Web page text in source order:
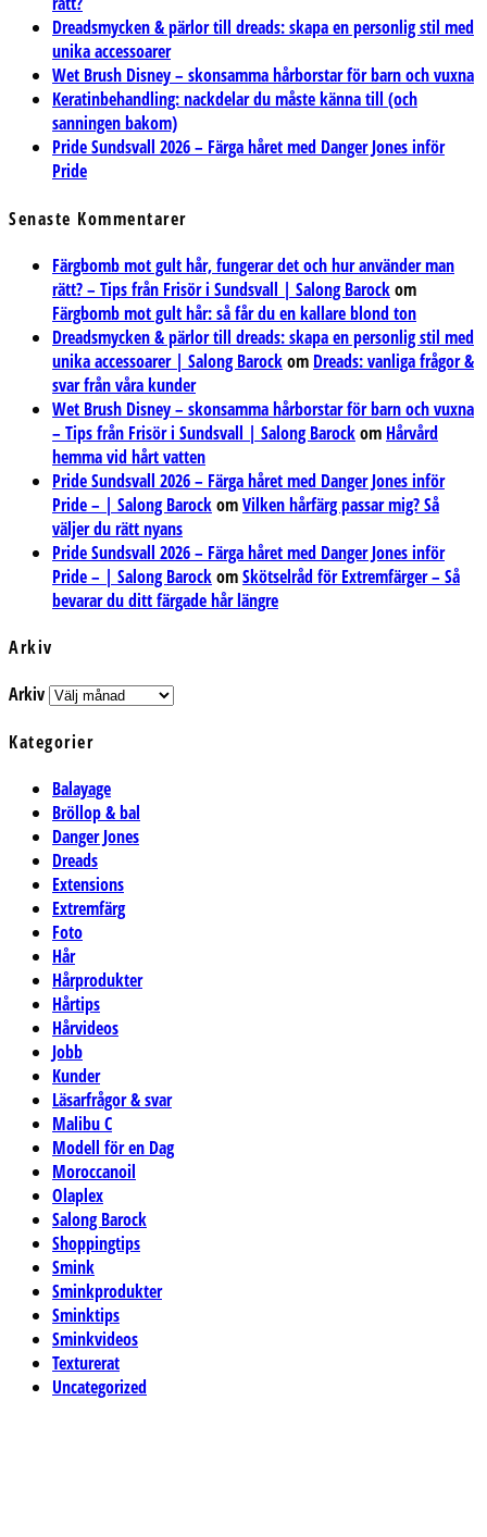
Dreadsmycken & pärlor till dreads: skapa en personlig stil med
unika accessoarer
Wet Brush Disney – skonsamma hårborstar för barn och vuxna
Keratinbehandling: nackdelar du måste känna till (och
sanningen bakom)
Pride Sundsvall 2026 – Färga håret med Danger Jones inför
Pride
Senaste Kommentarer
Färgbomb mot gult hår, fungerar det och hur använder man
rätt? – Tips från Frisör i Sundsvall | Salong Barockom
Färgbomb mot gult hår: så får du en kallare blond ton
Dreadsmycken & pärlor till dreads: skapa en personlig stil med
unika accessoarer | Salong Barockom Dreads: vanliga frågor &
svar från våra kunder
Wet Brush Disney – skonsamma hårborstar för barn och vuxna
– Tips från Frisör i Sundsvall | Salong Barockom Hårvård
hemma vid hårt vatten
Pride Sundsvall 2026 – Färga håret med Danger Jones inför
Pride – | Salong BarockomVilken hårfärg passar mig? Så
väljer du rätt nyans
Pride Sundsvall 2026 – Färga håret med Danger Jones inför
Pride – | Salong BarockomSkötselråd för Extremfärger – Så
bevarar du ditt färgade hår längre
Arkiv
Arkiv
Kategorier
Balayage
Bröllop & bal
Danger Jones
Dreads
Extensions
Extremfärg
Foto
Hår
Hårprodukter
Hårtips
Hårvideos
Jobb
Kunder
Läsarfrågor & svar
Malibu C
Modell för en Dag
Moroccanoil
Olaplex
Salong Barock
Shoppingtips
Smink
Sminkprodukter
Sminktips
Sminkvideos
Texturerat
Uncategorized